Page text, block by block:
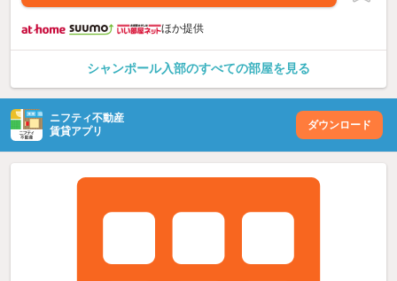
ほか提供
シャンポール入部のすべての部屋を見る
ニフティ不動産
賃貸アプリ
ダウンロード